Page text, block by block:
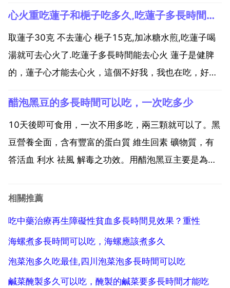
胞升高。附睪炎有急性附睪炎和慢性附睪炎,病情不同
的方案不同,急性 炎一般藥物即可痊癒,慢性...
心火重吃蓮子和梔子吃多久,吃蓮子多長時間能去心火
取蓮子30克 不去蓮心 梔子15克,加冰糖水煎,吃蓮子喝
湯就可去心火了.吃蓮子多長時間能去心火 蓮子是健脾
的，蓮子心才能去心火，這個不好我，我也在吃，好幾
這裡有咯 吃了去心火是帶蕊的那種 去不了，蓮子裡面
那個綠色發苦的心 蓮子心 才有去心火功能。黃連去...
醋泡黑豆的多長時間可以吃，一次吃多少
10天後即可食用，一次不用多吃，兩三顆就可以了。黑
豆營養全面，含有豐富的蛋白質 維生回素 礦物質，有
答活血 利水 祛風 解毒之功效。用醋泡黑豆主要是為了
值小於7的環境中抗氧化抗自由基的能力最好，花青素
相關推薦
吃中藥治療再生障礙性貧血多長時間見效果？重性
海螺煮多長時間可以吃，海螺應該煮多久
泡菜泡多久吃最佳,四川泡菜泡多長時間可以吃
鹹菜醃製多久可以吃，醃製的鹹菜要多長時間才能吃